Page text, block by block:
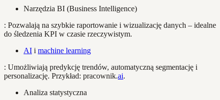
Narzędzia BI (Business Intelligence)
: Pozwalają na szybkie raportowanie i wizualizację danych – idealne
do śledzenia KPI w czasie rzeczywistym.
AI i machine learning
: Umożliwiają predykcję trendów, automatyczną segmentację i
personalizację. Przykład: pracownik.ai.
Analiza statystyczna